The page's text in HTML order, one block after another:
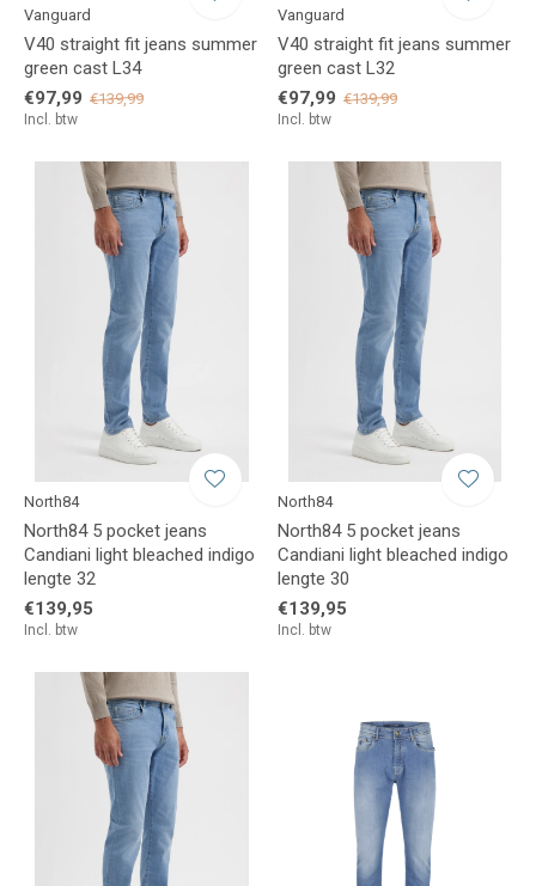
Vanguard
V40 straight fit jeans summer
green cast L34
€97,99 €139,99
Incl. btw
Vanguard
V40 straight fit jeans summer
green cast L32
€97,99 €139,99
Incl. btw
North84
North84 5 pocket jeans
Candiani light bleached indigo
lengte 32
€139,95
Incl. btw
North84
North84 5 pocket jeans
Candiani light bleached indigo
lengte 30
€139,95
Incl. btw